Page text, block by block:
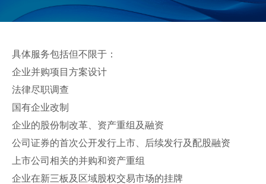
具体服务包括但不限于：
企业并购项目方案设计
法律尽职调查
国有企业改制
企业的股份制改革、资产重组及融资
公司证券的首次公开发行上市、后续发行及配股融资
上市公司相关的并购和资产重组
企业在新三板及区域股权交易市场的挂牌